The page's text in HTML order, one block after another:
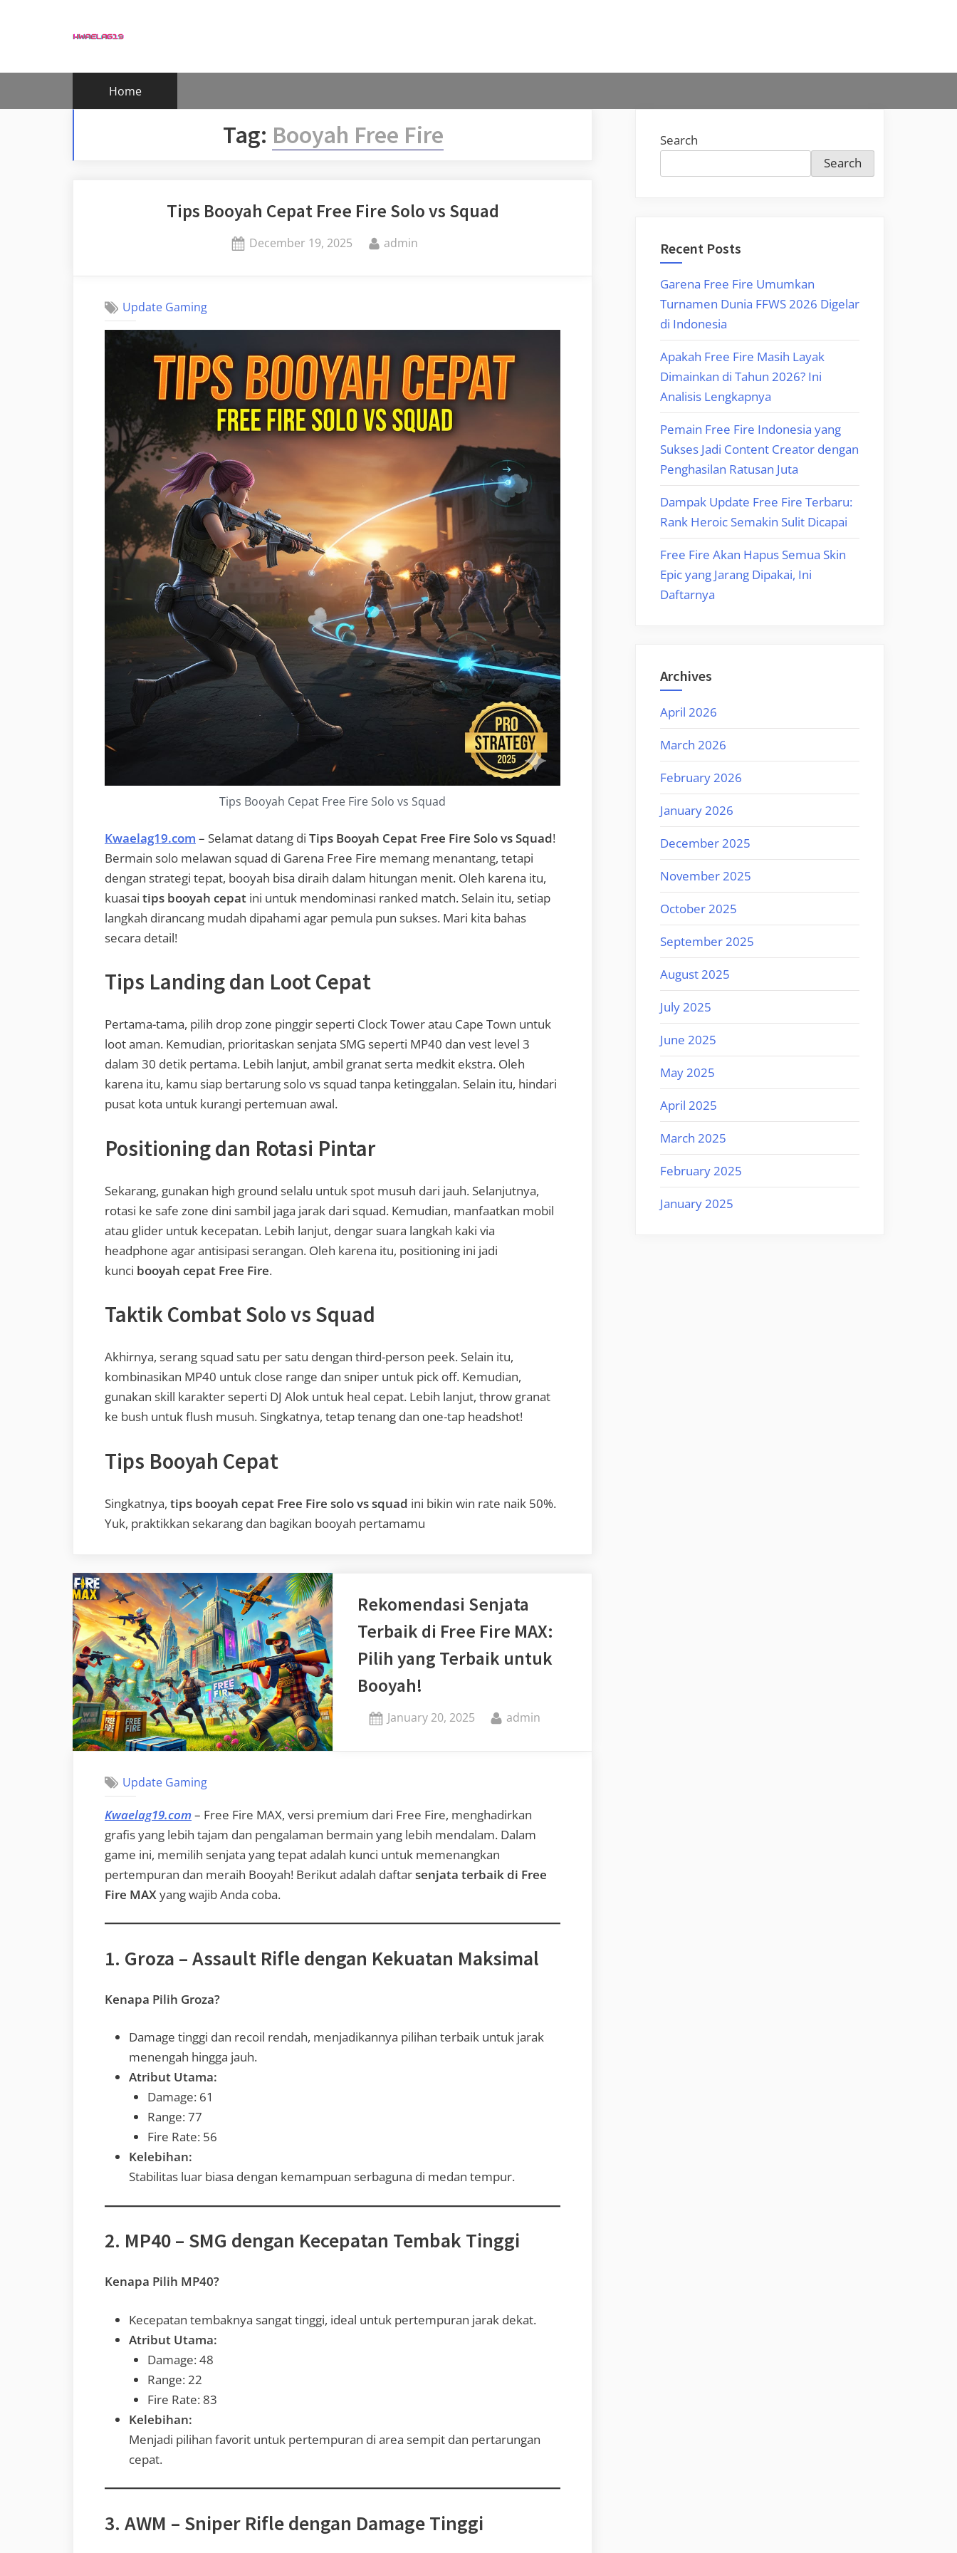
Home
Tag: Booyah Free Fire
Tips Booyah Cepat Free Fire Solo vs Squad
Posted
December 19, 2025 By
admin
Update Gaming
Tips Booyah Cepat Free Fire Solo vs Squad
Kwaelag19.com – Selamat datang di Tips Booyah Cepat Free Fire Solo vs Squad!
Bermain solo melawan squad di Garena Free Fire memang menantang, tetapi
dengan strategi tepat, booyah bisa diraih dalam hitungan menit. Oleh karena itu,
kuasai tips booyah cepat ini untuk mendominasi ranked match. Selain itu, setiap
langkah dirancang mudah dipahami agar pemula pun sukses. Mari kita bahas
secara detail!
Tips Landing dan Loot Cepat
Pertama-tama, pilih drop zone pinggir seperti Clock Tower atau Cape Town untuk
loot aman. Kemudian, prioritaskan senjata SMG seperti MP40 dan vest level 3
dalam 30 detik pertama. Lebih lanjut, ambil granat serta medkit ekstra. Oleh
karena itu, kamu siap bertarung solo vs squad tanpa ketinggalan. Selain itu, hindari
pusat kota untuk kurangi pertemuan awal.
Positioning dan Rotasi Pintar
Sekarang, gunakan high ground selalu untuk spot musuh dari jauh. Selanjutnya,
rotasi ke safe zone dini sambil jaga jarak dari squad. Kemudian, manfaatkan mobil
atau glider untuk kecepatan. Lebih lanjut, dengar suara langkah kaki via
headphone agar antisipasi serangan. Oleh karena itu, positioning ini jadi
kunci booyah cepat Free Fire.
Taktik Combat Solo vs Squad
Akhirnya, serang squad satu per satu dengan third-person peek. Selain itu,
kombinasikan MP40 untuk close range dan sniper untuk pick off. Kemudian,
gunakan skill karakter seperti DJ Alok untuk heal cepat. Lebih lanjut, throw granat
ke bush untuk flush musuh. Singkatnya, tetap tenang dan one-tap headshot!
Tips Booyah Cepat
Singkatnya, tips booyah cepat Free Fire solo vs squad ini bikin win rate naik 50%.
Yuk, praktikkan sekarang dan bagikan booyah pertamamu
Rekomendasi Senjata
Terbaik di Free Fire MAX:
Pilih yang Terbaik untuk
Booyah!
Posted
January 20, 2025 By
admin
Update Gaming
Kwaelag19.com– Free Fire MAX, versi premium dari Free Fire, menghadirkan
grafis yang lebih tajam dan pengalaman bermain yang lebih mendalam. Dalam
game ini, memilih senjata yang tepat adalah kunci untuk memenangkan
pertempuran dan meraih Booyah! Berikut adalah daftarsenjata terbaik di Free
Fire MAXyang wajib Anda coba.
1. Groza – Assault Rifle dengan Kekuatan Maksimal
Kenapa Pilih Groza?
Damage tinggi dan recoil rendah, menjadikannya pilihan terbaik untuk jarak
menengah hingga jauh.
Atribut Utama:
Damage: 61
Range: 77
Fire Rate: 56
Kelebihan:
Stabilitas luar biasa dengan kemampuan serbaguna di medan tempur.
2. MP40 – SMG dengan Kecepatan Tembak Tinggi
Kenapa Pilih MP40?
Kecepatan tembaknya sangat tinggi, ideal untuk pertempuran jarak dekat.
Atribut Utama:
Damage: 48
Range: 22
Fire Rate: 83
Kelebihan:
Menjadi pilihan favorit untuk pertempuran di area sempit dan pertarungan
cepat.
3. AWM – Sniper Rifle dengan Damage Tinggi
Search
Search
Recent Posts
Garena Free Fire Umumkan
Turnamen Dunia FFWS 2026 Digelar
di Indonesia
Apakah Free Fire Masih Layak
Dimainkan di Tahun 2026? Ini
Analisis Lengkapnya
Pemain Free Fire Indonesia yang
Sukses Jadi Content Creator dengan
Penghasilan Ratusan Juta
Dampak Update Free Fire Terbaru:
Rank Heroic Semakin Sulit Dicapai
Free Fire Akan Hapus Semua Skin
Epic yang Jarang Dipakai, Ini
Daftarnya
Archives
April 2026
March 2026
February 2026
January 2026
December 2025
November 2025
October 2025
September 2025
August 2025
July 2025
June 2025
May 2025
April 2025
March 2025
February 2025
January 2025